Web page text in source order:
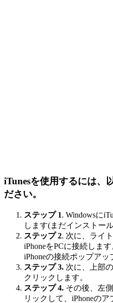
iTunesを使用するには、
ださい。
ステップ 1. Windowsに
します(まだインストー
ステップ 2. 次に、ライ
iPhoneをPCに接続しま
iPhoneの接続ポップアッ
ステップ 3. 次に、上部
クリックします。
ステップ 4. その後、左
リックして、iPhoneの